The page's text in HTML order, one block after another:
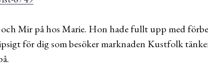
och Mir på hos Marie. Hon hade fullt upp med
för dig som besöker marknaden Kustfolk